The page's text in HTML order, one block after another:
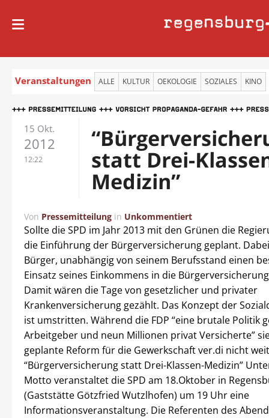
regensburg
Veranstaltungen ALLE KULTUR OEKOLOGIE SOZIALES KINO
15 Okt.
2012
12:22 statt Drei-
Medizin”
Von Pressemitteilung in Unkommentiert
Sollte die SPD im Jahr 2013 mit den Grünen die
die Einführung der Bürgerversicherung geplant.
Bürger, unabhängig von seinem Berufsstand einen
Einsatz seines Einkommens in die
Damit wären die Tage von gesetzlicher und privater
Krankenversicherung gezählt. Das Konzept der
ist umstritten. Während die FDP “eine brutale Politik
Arbeitgeber und neun Millionen privat Versicherte”
geplante Reform für die Gewerkschaft ver.di nicht
“Bürgerversicherung statt Drei-Klassen-Medizin”
Motto veranstaltet die SPD am 18.Oktober in
(Gaststätte Götzfried Wutzlhofen) um 19 Uhr eine
Informationsveranstaltung. Die Referenten des